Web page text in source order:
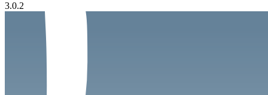
3.0.2